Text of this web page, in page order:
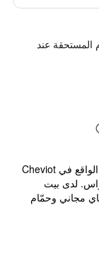
المستحقة عند
يوفر مكان إقامة "Ribbonwood Country House" الواقع في Cheviot
لدى بيت
واي فاي مجاني وحمّام